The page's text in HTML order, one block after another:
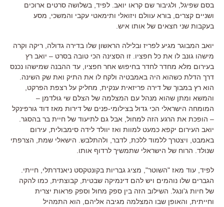
בסם שפיגל, ולגיבור שם קראו יואב. לפיד, בשלושה סרטים ארוכים
ושניים קצרים, בורא עוולם ויזואלי ותימאטי עקבי והמשכי, מסע
בעקבות שני חצאים של אותו איש.
יואב המבוגר מגיע לפריז ובלילה הראשון שלו בדירה גדולה, ריקה וקרה
מישהו גונב לו את כל חפציו. זו הסצינה הכי טובה בסרט – יואב רץ
בעירום מלא מחדר לחדר בחיפוש אחר חפציו, עד ההבנה שמישהו נכנס
דרך הדלת כשהוא היה באמבטיה ולקח לו את התיק ואת שק השינה.
הוא רץ במבוך של דירה פריזאית ענקית, מחליק על רצפת הפרקט,
והמשא ומתן שהוא מנהל עם המצלמה של הצלם שי גולדמן –
המומחה הישראלי הכי גדול בצילומי-פנים של דירות מאז דוד גורפינקל
– הופכת את הרגע הזה למחול, אבל גם לתיעוד של חיית בר בהסגר.
יואב העירום יקפא כמעט למוות ואז יוולד לידה סימבולית, עירום
באמבט, ויצטרך ללמוד ללכת, לדבר, ולהתלבש. הישאלי שמת, הצרפתי
שנולד. הרוח של הישראלי שתמשיך לרדוף אותו.
לפיד, עוד מאז "השוטר", מציג גבריות בקונטקסט ניאנדרתלי, חייתי.
הגברים שלו נוהמים ויש להם דינמיקה שבטית, קבוצתית, כמו להקה
של חיות ג'ונגל. השילוב הזה בין ספק מחול וספק פראות יצרית
וחייתית, והאופן שבו המצלמה מגיבה אליהם, הוא התמהיל